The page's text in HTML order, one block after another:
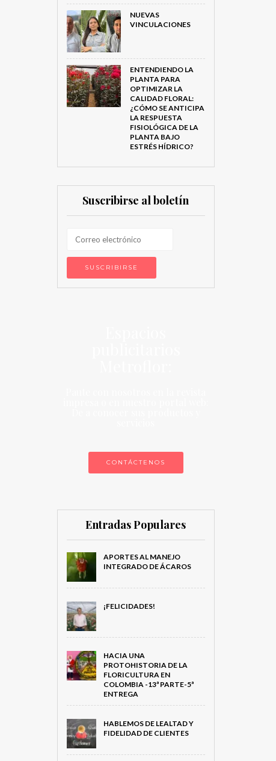
NUEVAS
VINCULACIONES
ENTENDIENDO LA
PLANTA PARA
OPTIMIZAR LA
CALIDAD FLORAL:
¿CÓMO SE ANTICIPA
LA RESPUESTA
FISIOLÓGICA DE LA
PLANTA BAJO
ESTRÉS HÍDRICO?
Suscribirse al boletín
CONTÁCTENOS
Entradas Populares
APORTES AL MANEJO
INTEGRADO DE ÁCAROS
¡FELICIDADES!
HACIA UNA
PROTOHISTORIA DE LA
FLORICULTURA EN
COLOMBIA -13ª PARTE-5ª
ENTREGA
HABLEMOS DE LEALTAD Y
FIDELIDAD DE CLIENTES